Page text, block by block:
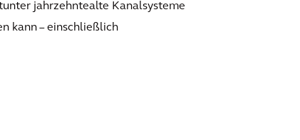
jahrzehntealte Kanalsysteme
kann – einschließlich